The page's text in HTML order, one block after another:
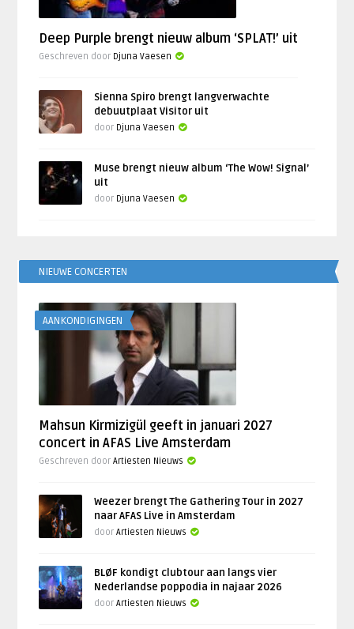
Deep Purple brengt nieuw album ‘SPLAT!’ uit
Geschreven door Djuna Vaesen
Sienna Spiro brengt langverwachte
debuutplaat Visitor uit
door Djuna Vaesen
Muse brengt nieuw album ‘The Wow! Signal’
uit
door Djuna Vaesen
NIEUWE CONCERTEN
AANKONDIGINGEN
Mahsun Kirmizigül geeft in januari 2027
concert in AFAS Live Amsterdam
Geschreven doorArtiesten Nieuws
Weezer brengt The Gathering Tour in 2027
naar AFAS Live in Amsterdam
doorArtiesten Nieuws
BLØF kondigt clubtour aan langs vier
Nederlandse poppodia in najaar 2026
doorArtiesten Nieuws